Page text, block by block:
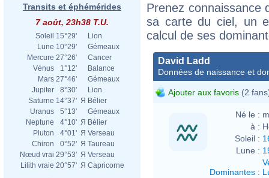
Transits et éphémérides
7 août, 23h38 T.U.
Soleil 15°29'
Lion
Lune 10°29'
Gémeaux
Mercure 27°26'
Cancer
Vénus
1°12'
Balance
Mars 27°46'
Gémeaux
Jupiter
8°30'
Lion
Saturne 14°37' Я Bélier
Uranus
5°13'
Gémeaux
Neptune
4°10' Я Bélier
Pluton
4°01' Я Verseau
Chiron
0°52' Я Taureau
Nœud vrai 29°53' Я Verseau
Lilith vraie 20°57' Я Capricorne
Prenez connaissance
sa carte du ciel, un
calcul de ses
David Ladd
Données de naissance et
Ajouter aux favoris (2
Né le :
à :
Soleil :
Lune :
Dominantes :